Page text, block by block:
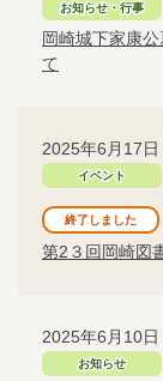
お知らせ・行事
岡崎城下家康
て
2025年6月17日
イベント
第2３回岡崎図
終了しました
2025年6月10日
お知らせ